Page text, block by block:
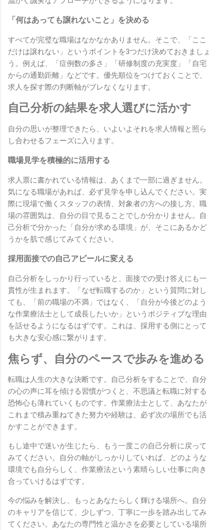
「何はあっても譲れないこと」を決める
すべてが完璧な職場はなかなかありません。そこで、「ここ
だけは譲れない」というポイントを3つだけ決めておきましょ
う。例えば、「症例数の多さ」「研修制度の充実度」「自宅
からの通勤距離」などです。優先順位をつけておくことで、
求人を探す際の判断軸がブレなくなります。
自己分析の結果を求人選びに活かす
自分の思いが整理できたら、いよいよそれを求人情報と照ら
し合わせるフェーズに入ります。
職場見学を積極的に活用する
求人票に書かれている情報は、あくまで一部に過ぎません。
気になる職場があれば、必ず見学を申し込んでください。実
際に現場で働くスタッフの表情、対象者の方への接し方、職
場の雰囲気は、自分の目で見ることでしか分かりません。自
己分析で分かった「自分が求める環境」が、そこにあるかど
うかを肌で感じてみてください。
採用面接での自己アピールに変える
自己分析をしっかり行っていると、面接での受け答えにも一
貫性が生まれます。「なぜ転職するのか」という質問に対し
ても、「前の職場の不満」ではなく、「自分が今後どのよう
な作業療法士として成長したいか」というポジティブな理由
を話せるようになるはずです。これは、採用する側にとって
も大きな安心感に繋がります。
焦らず、自分のペースで歩みを進める
転職は人生の大きな決断です。自己分析をすることで、自分
の心の声に耳を傾ける習慣がつくと、不思議と転職に対する
恐怖心も薄れていくものです。作業療法士として、あなたが
これまで積み重ねてきた努力や経験は、必ず次の場所でも活
かすことができます。
もし途中で迷いが生じたら、もう一度この自己分析に戻って
みてください。自分の軸がしっかりしていれば、どのような
環境でも自分らしく、作業療法という素晴らしい仕事に向き
合っていけるはずです。
今の悩みを解決し、もっとあなたらしく輝ける場所へ。自分
のキャリアを信じて、少しずつ、丁寧に一歩を踏み出してみ
てください。あなたの専門性と温かさを必要としている場所